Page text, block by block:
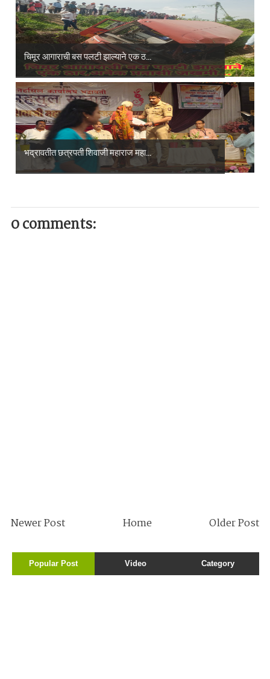
चिमूर आगाराची बस पलटी झाल्याने एक ठ...
भद्रावतीत छत्रपती शिवाजी महाराज महा...
0 comments:
Newer Post Older Post
Home
Popular Post Video Category